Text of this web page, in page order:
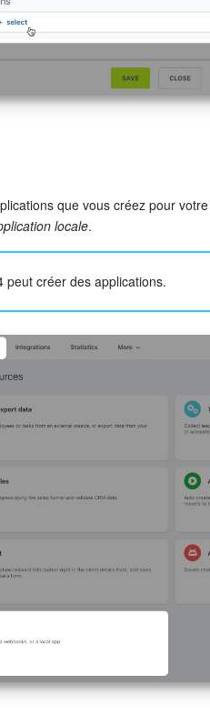
que vous créez pour
locale.
peut créer des applications.